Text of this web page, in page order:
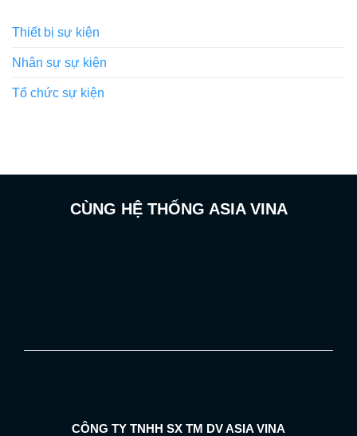
Thiết bị sự kiện
Nhân sự sự kiện
Tổ chức sự kiện
CÙNG HỆ THỐNG ASIA VINA
CÔNG TY TNHH SX TM DV ASIA VINA